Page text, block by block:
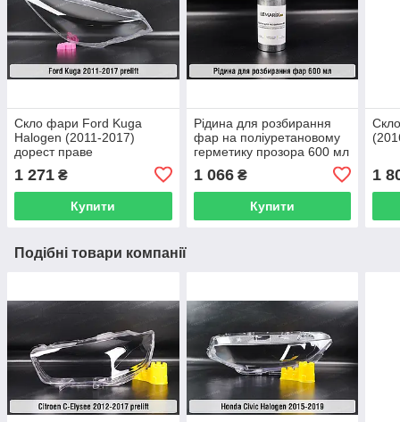
Скло фари Ford Kuga
Halogen (2011-2017)
дорест праве
1 271 ₴
Купити
Рідина для розбирання
фар на поліуретановому
герметику прозора 600 мл
1 066₴
Купити
1
Подібні товари компанії